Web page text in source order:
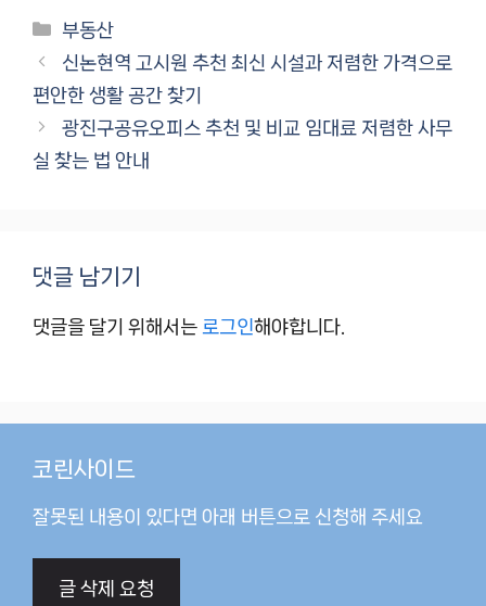
카
테
리
부동산
신논현역 고시원 추천 최신 시설과 저렴한 가격으로
편안한 생활 공간 찾기
광진구공유오피스 추천 및 비교 임대료 저렴한 사무
실 찾는 법 안내
댓글 남기기
댓글을 달기 위해서는 로그인해야합니다.
코린사이드
잘못된 내용이 있다면 아래 버튼으로 신청해 주세요
글 삭제 요청